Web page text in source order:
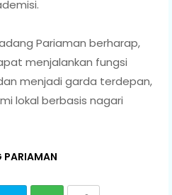
Pariaman berharap,
menjalankan fungsi
menjadi garda terdepan,
lokal berbasis nagari
PARIAMAN